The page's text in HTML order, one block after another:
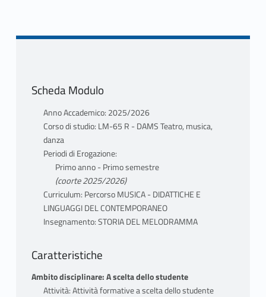
MELODRAMMA DALLE ORIGINI FINO
FONDAMENTALI AUTORI, PRINCIPI
DRAMMATURGICI E STRUTTURE
DRAMMATICO-MUSICALI. LA PARTE
MONOGRAFICA RIGUARDERÀ LO STUDIO E
L’ANALISI DI TRE OPERE TRATTE DAL
REPERTORIO CLASSICO, CHE VERRANNO
INDICATE ALL'INIZIO DELLE LEZIONI E
SELEZIONATE ANCHE IN BASE AL
ROMA
Scheda Modulo
Anno Accademico: 2025/2026
Corso di studio: LM-65 R - DAMS Teatro, musica,
danza
Periodi di Erogazione:
Primo anno - Primo semestre
(coorte 2025/2026)
Curriculum: Percorso MUSICA - DIDATTICHE E
LINGUAGGI DEL CONTEMPORANEO
Insegnamento: STORIA DEL MELODRAMMA
Caratteristiche
Ambito disciplinare: A scelta dello studente
Attività: Attività formative a scelta dello studente